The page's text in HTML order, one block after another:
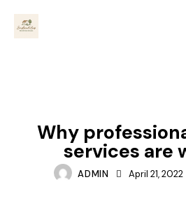
Why
services are
ADMIN April 21, 2022